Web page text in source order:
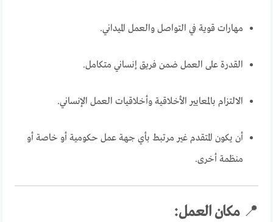
مهارات قوية في التواصل والعمل الميداني.
القدرة على العمل ضمن فريق إنساني متكامل.
الالتزام بالمعايير الأخلاقية وأخلاقيات العمل الإنساني.
أن يكون المتقدم غير مرتبط بأي جهة عمل حكومية أو خاصة أو
منظمة أخرى.
📍مكان العمل: